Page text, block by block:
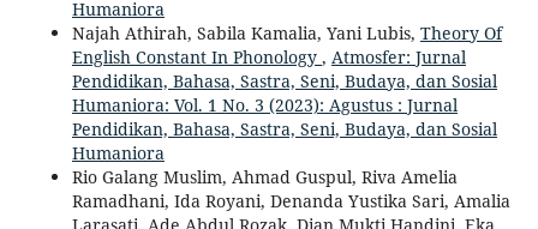
Humaniora
Najah Athirah, Sabila Kamalia, Yani Lubis, Theory Of
English Constant In Phonology , Atmosfer: Jurnal
Pendidikan, Bahasa, Sastra, Seni, Budaya, dan Sosial
Humaniora: Vol. 1 No. 3 (2023): Agustus : Jurnal
Pendidikan, Bahasa, Sastra, Seni, Budaya, dan Sosial
Humaniora
Rio Galang Muslim, Ahmad Guspul, Riva Amelia
Ramadhani, Ida Royani, Denanda Yustika Sari, Amalia